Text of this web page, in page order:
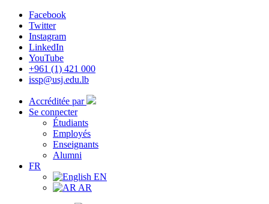
Facebook
Twitter
Instagram
LinkedIn
YouTube
+961 (1) 421 000
issp@usj.edu.lb
Accréditée par
Se connecter
Étudiants
Employés
Enseignants
Alumni
FR
EN
AR